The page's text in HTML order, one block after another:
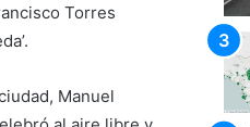
Torres
Manuel